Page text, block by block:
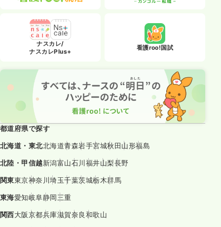
ナスカレ/
ナスカレPlus+
看護roo!国試
都道府県で探す
北海道・東北北海道青森岩手宮城秋田 山形福島
北陸・甲信越新潟富山石川 福井山梨長野
関東東京神奈川埼玉千葉茨城栃木群馬
東海愛知岐阜静岡三重
関西大阪京都兵庫滋賀奈良和歌山